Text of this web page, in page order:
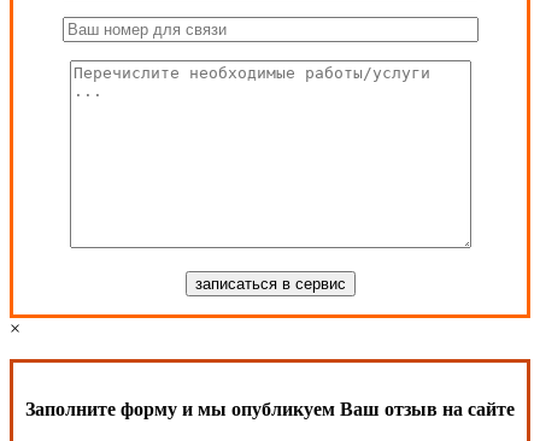
×
Заполните форму и мы опубликуем Ваш отзыв на сайте